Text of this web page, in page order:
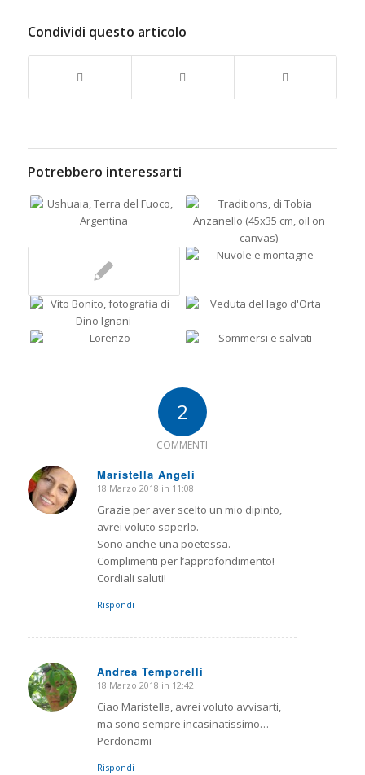
Condividi questo articolo
Potrebbero interessarti
2
COMMENTI
Maristella Angeli
dice:
18 Marzo 2018 in 11:08
Grazie per aver scelto un mio dipinto,
avrei voluto saperlo.
Sono anche una poetessa.
Complimenti per l’approfondimento!
Cordiali saluti!
Rispondi
Andrea Temporelli
dice:
18 Marzo 2018 in 12:42
Ciao Maristella, avrei voluto avvisarti,
ma sono sempre incasinatissimo…
Perdonami
Rispondi